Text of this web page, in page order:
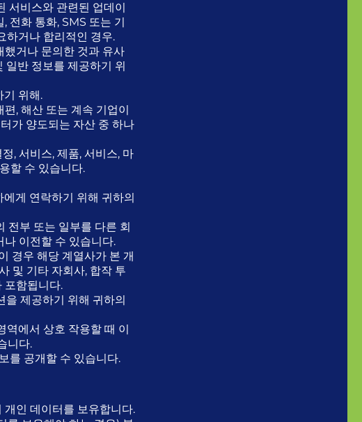
서비스와 관련된 업데이
전화 통화, SMS 또는 기
하거나 합리적인 경우.
했거나 문의한 것과 유사
일반 정보를 제공하기 위
기 위해.
, 해산 또는 계속 기업이
가 양도되는 자산 중 하나
, 서비스, 제품, 서비스, 마
할 수 있습니다.
게 연락하기 위해 귀하의
전부 또는 일부를 다른 회
이전할 수 있습니다.
경우 해당 계열사가 본 개
및 기타 자회사, 합작 투
포함됩니다.
을 제공하기 위해 귀하의
역에서 상호 작용할 때 이
니다.
를 공개할 수 있습니다.
인 데이터를 보유합니다.